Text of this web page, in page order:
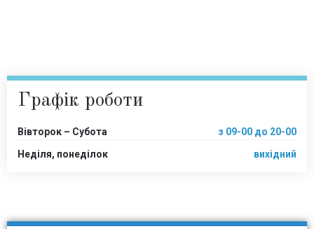
Графік роботи
Вівторок – Субота
з 09-00 до 20-00
Неділя, понеділок
вихідний